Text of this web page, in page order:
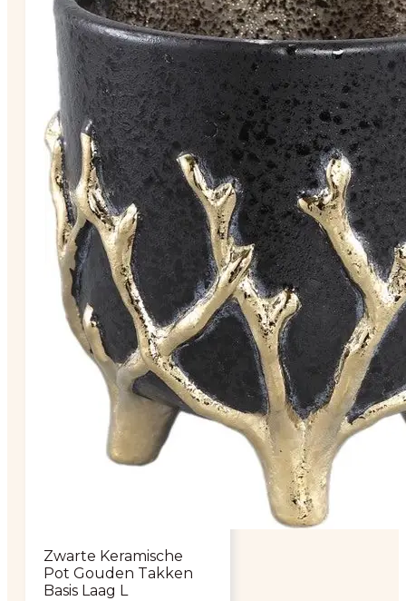
Zwarte Keramische
Pot Gouden Takken
Basis Laag L